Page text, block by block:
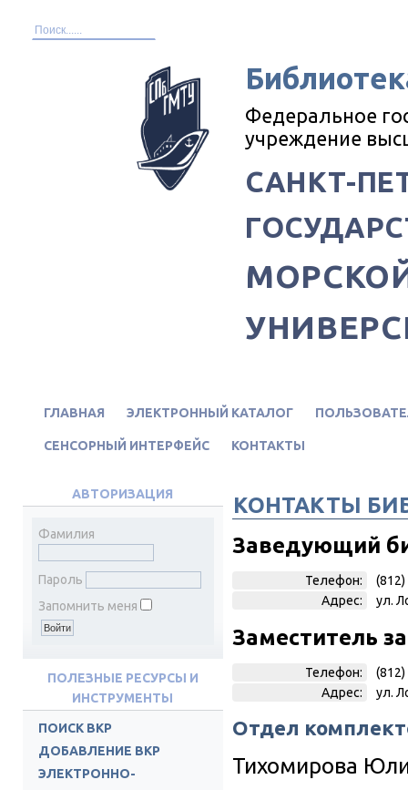
Федеральное
учреждение
САНКТ-
ГЛАВНАЯ ЭЛЕКТРОННЫЙ КАТАЛОГ
СЕНСОРНЫЙ ИНТЕРФЕЙС КОНТАКТЫ
АВТОРИЗАЦИЯ
Фамилия
Пароль
Запомнить меня
ПОЛЕЗНЫЕ РЕСУРСЫ И
ИНСТРУМЕНТЫ
ПОИСК ВКР
ДОБАВЛЕНИЕ ВКР
ЭЛЕКТРОННО-
КОНТАКТЫ
Заведующий
Телефон:
Адрес:
ул.
Заместитель
Телефон:
Адрес:
ул.
Отдел
Тихомирова